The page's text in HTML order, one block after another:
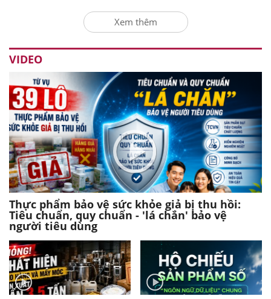
Xem thêm
VIDEO
Thực phẩm bảo vệ sức khỏe giả bị thu hồi:
Tiêu chuẩn, quy chuẩn - 'lá chắn' bảo vệ
người tiêu dùng